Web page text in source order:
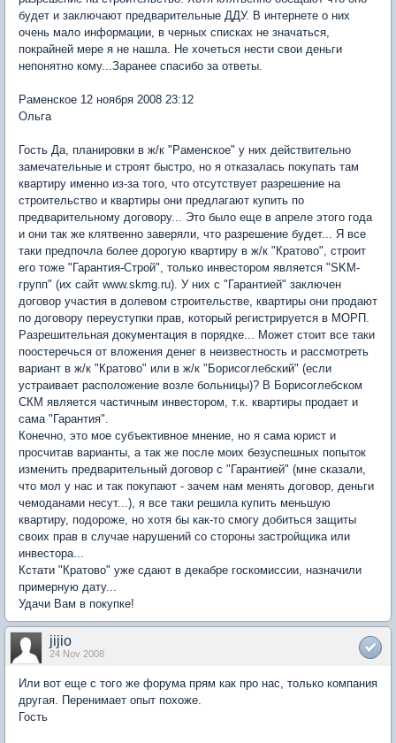
будет и заключают предварительные ДДУ. В интернете о них
очень мало информации, в черных списках не значаться,
покрайней мере я не нашла. Не хочеться нести свои деньги
непонятно кому...Заранее спасибо за ответы.
Раменское 12 ноября 2008 23:12
Ольга
Гость Да, планировки в ж/к "Раменское" у них действительно
замечательные и строят быстро, но я отказалась покупать там
квартиру именно из-за того, что отсутствует разрешение на
строительство и квартиры они предлагают купить по
предварительному договору... Это было еще в апреле этого года
и они так же клятвенно заверяли, что разрешение будет... Я все
таки предпочла более дорогую квартиру в ж/к "Кратово", строит
его тоже "Гарантия-Строй", только инвестором является "SKM-
групп" (их сайт www.skmg.ru). У них с "Гарантией" заключен
договор участия в долевом строительстве, квартиры они продают
по договору переуступки прав, который регистрируется в МОРП.
Разрешительная документация в порядке... Может стоит все таки
поостеречься от вложения денег в неизвестность и рассмотреть
вариант в ж/к "Кратово" или в ж/к "Борисоглебский" (если
устраивает расположение возле больницы)? В Борисоглебском
CКМ является частичным инвестором, т.к. квартиры продает и
сама "Гарантия".
Конечно, это мое субъективное мнение, но я сама юрист и
просчитав варианты, а так же после моих безуспешных попыток
изменить предварительный договор с "Гарантией" (мне сказали,
что мол у нас и так покупают - зачем нам менять договор, деньги
чемоданами несут...), я все таки решила купить меньшую
квартиру, подороже, но хотя бы как-то смогу добиться защиты
своих прав в случае нарушений со стороны застройщика или
инвестора...
Кстати "Кратово" уже сдают в декабре госкомиссии, назначили
примерную дату...
Удачи Вам в покупке!
jijio
24 Nov 2008
Или вот еще с того же форума прям как про нас, только компания
другая. Перенимает опыт похоже.
Гость